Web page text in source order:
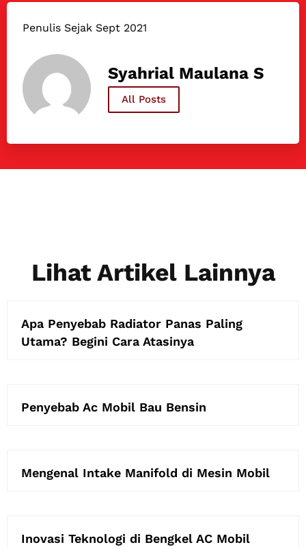
Penulis Sejak Sept 2021
Syahrial Maulana S
All Posts
Lihat Artikel Lainnya
Apa Penyebab Radiator Panas Paling
Utama? Begini Cara Atasinya
Penyebab Ac Mobil Bau Bensin
Mengenal Intake Manifold di Mesin Mobil
Inovasi Teknologi di Bengkel AC Mobil